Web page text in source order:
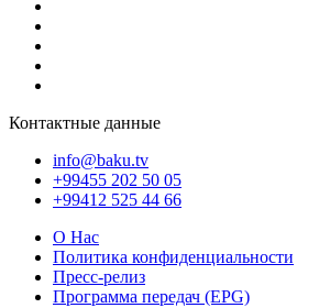
Контактные данные
info@baku.tv
+99455 202 50 05
+99412 525 44 66
О Нас
Политика конфиденциальности
Пресс-релиз
Программа передач (EPG)